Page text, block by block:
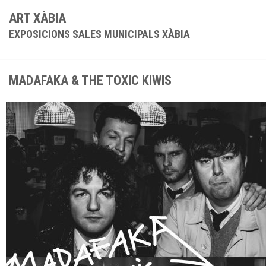
ART XÀBIA
EXPOSICIONS SALES MUNICIPALS XÀBIA
MADAFAKA & THE TOXIC KIWIS